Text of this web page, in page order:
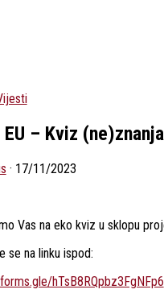
EU – Kviz
· 17/11/2023
Vas na eko kviz u sklopu
se na linku ispod:
hTsB8RQpbz3FgNFp6